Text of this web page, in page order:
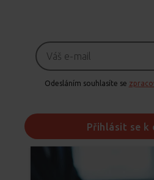
Odesláním souhlasíte se
Přihlásit se k